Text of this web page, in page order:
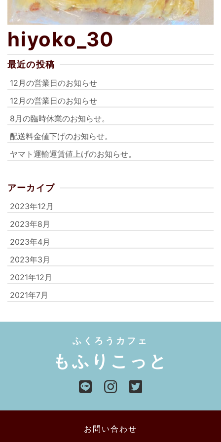
hiyoko_30
最近の投稿
12月の営業日のお知らせ
12月の営業日のお知らせ
8月の臨時休業のお知らせ。
配送料金値下げのお知らせ。
ヤマト運輸運賃値上げのお知らせ。
アーカイブ
2023年12月
2023年8月
2023年4月
2023年3月
2021年12月
2021年7月
ふくろうカフェ
もふりこっと
お問い合わせ